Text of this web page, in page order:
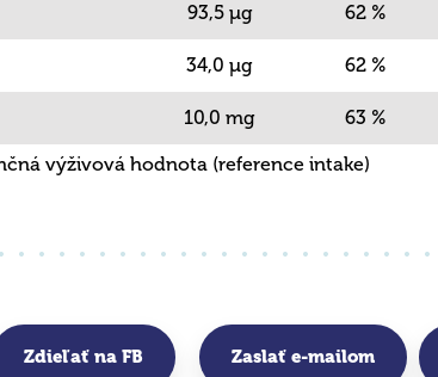
93,5 µg 62 %
34,0 µg 62 %
10,0 mg 63 %
výživová hodnota (reference intake)
Zdieľať na FB Zaslať e-mailom